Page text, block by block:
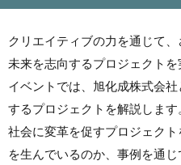
クリエイティブの力を通じて
未来を志向するプロジェクト
イベントでは、旭化成株式会
するプロジェクトを解説しま
社会に変革を促すプロジェク
を生んでいるのか、事例を通じ